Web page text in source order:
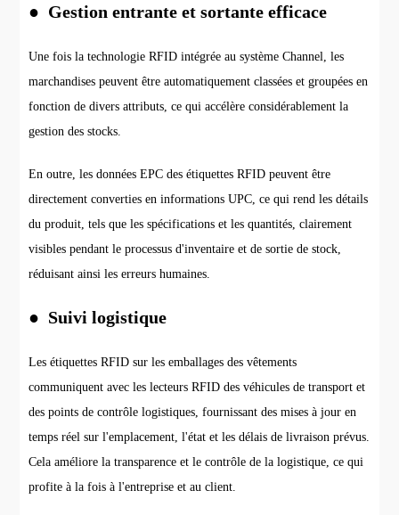
● Gestion entrante et sortante efficace
Une fois la technologie RFID intégrée au système Channel, les
marchandises peuvent être automatiquement classées et groupées en
fonction de divers attributs, ce qui accélère considérablement la
gestion des stocks.
En outre, les données EPC des étiquettes RFID peuvent être
directement converties en informations UPC, ce qui rend les détails
du produit, tels que les spécifications et les quantités, clairement
visibles pendant le processus d'inventaire et de sortie de stock,
réduisant ainsi les erreurs humaines.
● Suivi logistique
Les étiquettes RFID sur les emballages des vêtements
communiquent avec les lecteurs RFID des véhicules de transport et
des points de contrôle logistiques, fournissant des mises à jour en
temps réel sur l'emplacement, l'état et les délais de livraison prévus.
Cela améliore la transparence et le contrôle de la logistique, ce qui
profite à la fois à l'entreprise et au client.